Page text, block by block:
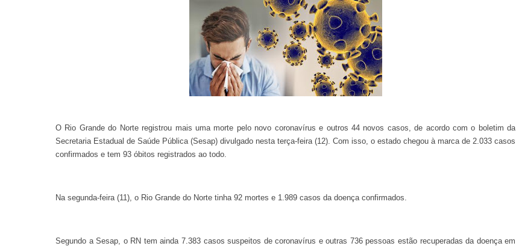
O Rio Grande do Norte registrou mais uma morte pelo novo coronavírus e outros 44 novos casos, de acordo com o boletim da
Secretaria Estadual de Saúde Pública (Sesap) divulgado nesta terça-feira (12). Com isso, o estado chegou à marca de 2.033 casos
confirmados e tem 93 óbitos registrados ao todo.
Na segunda-feira (11), o Rio Grande do Norte tinha 92 mortes e 1.989 casos da doença confirmados.
Segundo a Sesap, o RN tem ainda 7.383 casos suspeitos de coronavírus e outras 736 pessoas estão recuperadas da doença em